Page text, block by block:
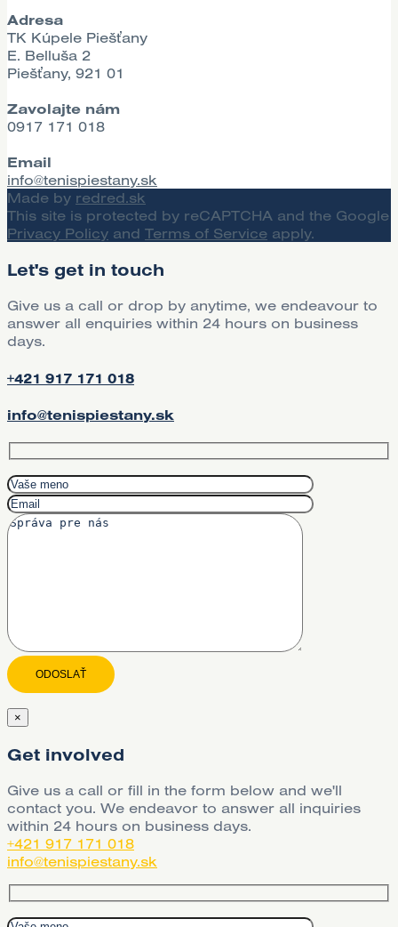
Adresa
TK Kúpele Piešťany
E. Belluša 2
Piešťany, 921 01
Zavolajte nám
0917 171 018
Email
info@tenispiestany.sk
Made by redred.sk
This site is protected by reCAPTCHA and the Google
Privacy Policy and Terms of Service apply.
Let's get in touch
Give us a call or drop by anytime, we endeavour to
answer all enquiries within 24 hours on business
days.
+421 917 171 018
info@tenispiestany.sk
×
Get involved
Give us a call or fill in the form below and we'll
contact you. We endeavor to answer all inquiries
within 24 hours on business days.
+421 917 171 018
info@tenispiestany.sk